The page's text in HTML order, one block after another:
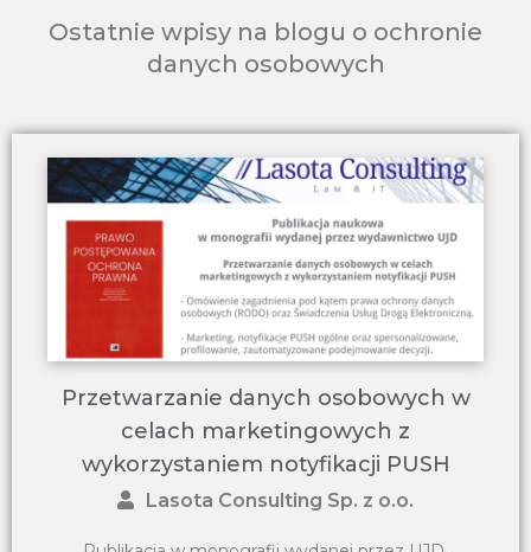
Ostatnie wpisy na blogu o ochronie
danych osobowych
Przetwarzanie danych osobowych w
celach marketingowych z
wykorzystaniem notyfikacji PUSH
Lasota Consulting Sp. z o.o.